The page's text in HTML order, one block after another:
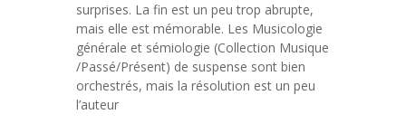
surprises. La fin est un peu trop abrupte,
mais elle est mémorable. Les Musicologie
générale et sémiologie (Collection Musique
/Passé/Présent) de suspense sont bien
orchestrés, mais la résolution est un peu
l’auteur